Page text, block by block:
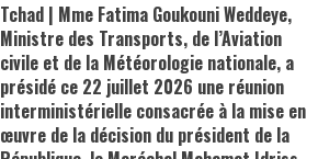
Tchad | Mme Fatima Goukouni Weddeye,
Ministre des Transports, de l’Aviation
civile et de la Météorologie nationale, a
présidé ce 22 juillet 2026 une réunion
interministérielle consacrée à la mise en
œuvre de la décision du président de la